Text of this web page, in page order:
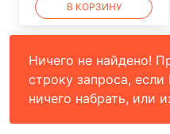
В КОРЗИНУ
Ничего не найдено!
строку запроса,
ничего набрать, или